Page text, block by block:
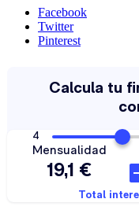
Facebook
Twitter
Pinterest